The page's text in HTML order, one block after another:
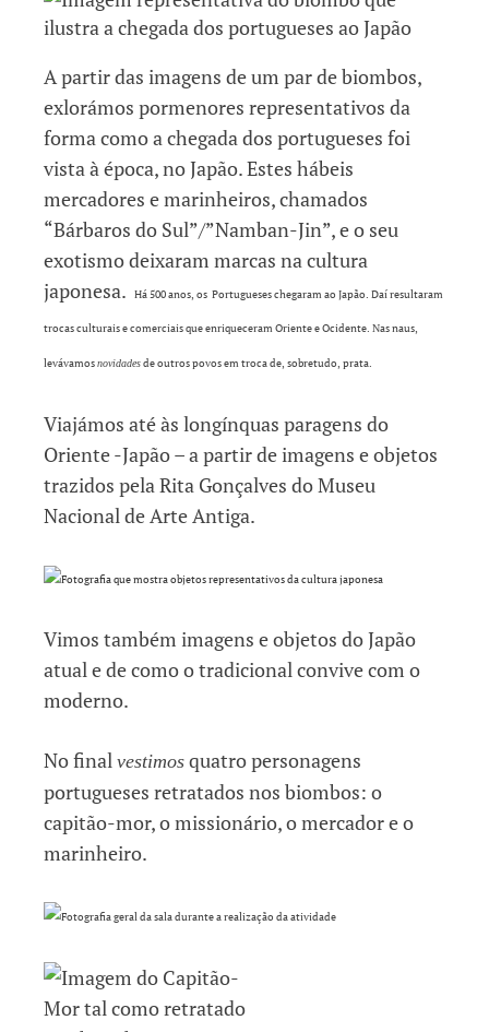
A partir das imagens de um par de biombos,
exlorámos pormenores representativos da
forma como a chegada dos portugueses foi
vista à época, no Japão. Estes hábeis
mercadores e marinheiros, chamados
“Bárbaros do Sul”/”Namban-Jin”, e o seu
exotismo deixaram marcas na cultura
japonesa.
Há 500 anos, os Portugueses chegaram ao Japão. Daí resultaram
trocas culturais e comerciais que enriqueceram Oriente e Ocidente. Nas naus,
levávamosnovidadesde outros povos em troca de, sobretudo, prata.
Viajámos até às longínquas paragens do
Oriente -Japão – a partir de imagens e objetos
trazidos pela Rita Gonçalves do Museu
Nacional de Arte Antiga.
Vimos também imagens e objetos do Japão
atual e de como o tradicional convive com o
moderno.
No final vestimos quatro personagens
portugueses retratados nos biombos: o
capitão-mor, o missionário, o mercador e o
marinheiro.